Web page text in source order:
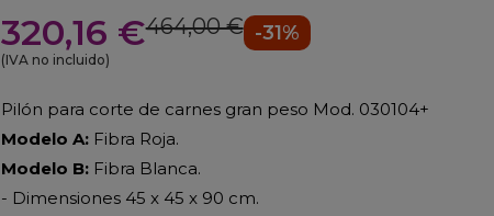
320,16 €464,00 € -31%
(IVA no incluido)
Pilón para corte de carnes gran peso Mod. 030104+
Modelo A:Fibra Roja.
Modelo B:Fibra Blanca.
- Dimensiones 45 x 45 x 90 cm.